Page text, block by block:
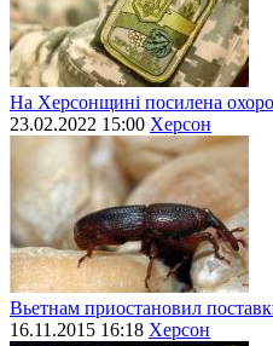
На Херсонщині посилена
23.02.2022 15:00 Херсон
Вьетнам приостановил
16.11.2015 16:18 Херсон